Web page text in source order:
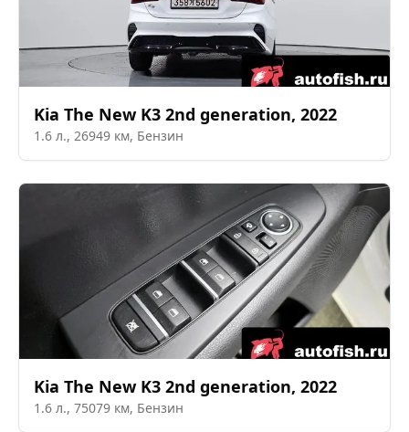
Kia The New K3 2nd generation, 2022
1.6 л., 26949 км, Бензин
Kia The New K3 2nd generation, 2022
1.6 л., 75079 км, Бензин